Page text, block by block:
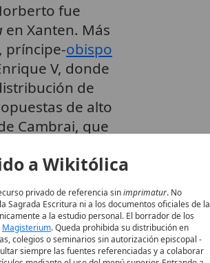
Nombre
Categoría
Descripción
Título
fue
en Xanten. Más
príncipe-obispo
V, donde
de
de alto
Cambrai, que
y
progresiva:
a Wikitólica
privado de referencia sinimprimatur. No
Sagrada Escritura ni a los documentos oficiales de la
a la estudio personal. El borrador de los
Magisterium. Queda prohibida su distribución en
colegios o seminarios sin autorización episcopal -
siempre las fuentes referenciadas y a colaborar